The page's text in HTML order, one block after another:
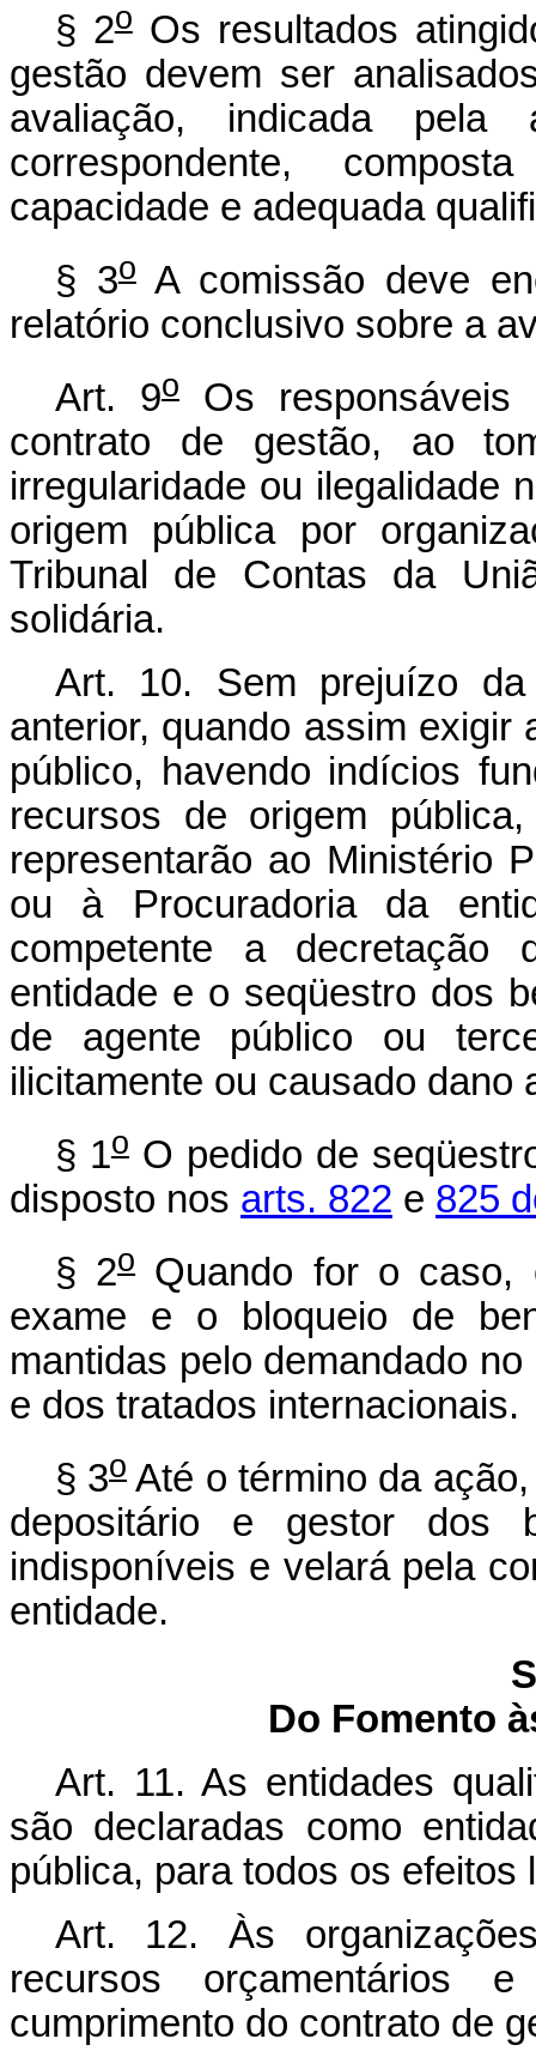
§ 2oOs resultados
gestão devem ser
avaliação, indicada pela
correspondente,
capacidade e adequada
§ 3oA comissão deve
relatório conclusivo sobre a
Art. 9oOs responsáveis
contrato de gestão, ao
irregularidade ou ilegalidade
origem pública por
Tribunal de Contas da
solidária.
Art. 10. Sem prejuízo
anterior, quando assim
público, havendo indícios
recursos de origem
representarão ao Ministério
ou à Procuradoria da
competente a decretação
entidade e o seqüestro dos
de agente público ou
ilicitamente ou causado dano
§ 1oO pedido de
disposto nos arts. 822 e 825
§ 2o Quando for o caso,
exame e o bloqueio de
mantidas pelo demandado
e dos tratados internacionais.
§ 3o Até o término da
depositário e gestor dos
indisponíveis e velará pela
entidade.
Do Fomento
Art. 11. As entidades
são declaradas como
pública, para todos os efeitos
Art. 12. Às
recursos orçamentários
cumprimento do contrato de